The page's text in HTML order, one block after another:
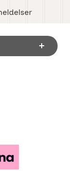
og